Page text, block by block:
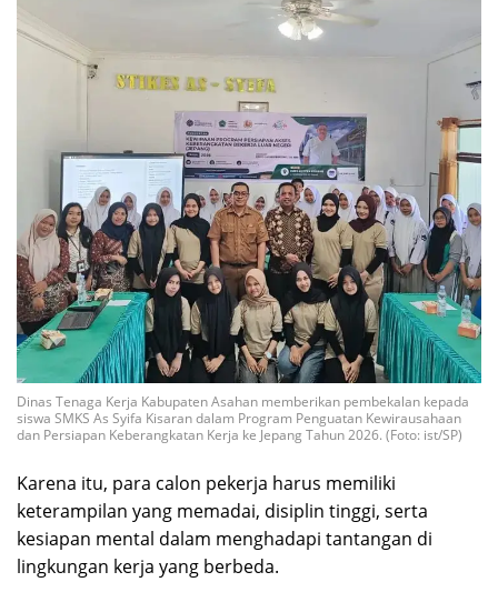
Dinas Tenaga Kerja Kabupaten Asahan memberikan pembekalan kepada
siswa SMKS As Syifa Kisaran dalam Program Penguatan Kewirausahaan
dan Persiapan Keberangkatan Kerja ke Jepang Tahun 2026. (Foto: ist/SP)
Karena itu, para calon pekerja harus memiliki
keterampilan yang memadai, disiplin tinggi, serta
kesiapan mental dalam menghadapi tantangan di
lingkungan kerja yang berbeda.